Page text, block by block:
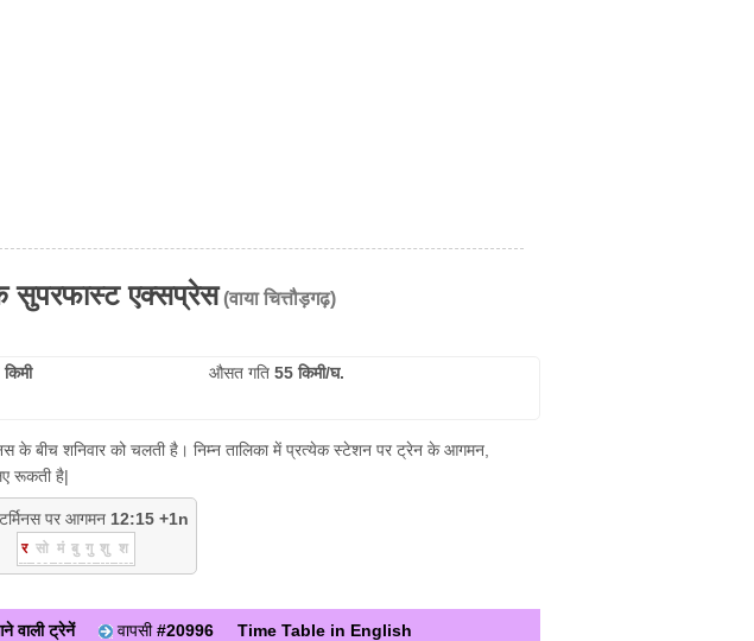
सुपरफास्ट एक्सप्रेस (वाया चित्तौड़गढ़)
औसत गति 55 किमी/घ.
के बीच शनिवार को चलती है। निम्न तालिका में प्रत्येक स्टेशन पर ट्रेन के आगमन,
रूकती है|
टर्मिनस पर आगमन 12:15 +1n
र सो मं बु गु शु श
वाली ट्रेनें वापसी#20996 Time Table in English